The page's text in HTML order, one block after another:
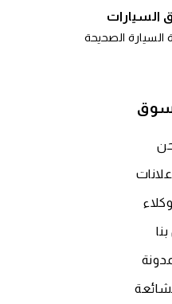
السيارات
الصحيحة